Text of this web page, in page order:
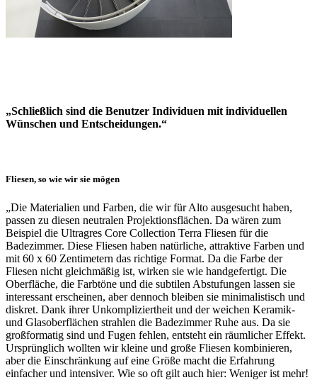
„Schließlich sind die Benutzer Individuen mit individuellen
Wünschen und Entscheidungen.“
Fliesen, so wie wir sie mögen
„Die Materialien und Farben, die wir für Alto ausgesucht haben,
passen zu diesen neutralen Projektionsflächen. Da wären zum
Beispiel die Ultragres Core Collection Terra Fliesen für die
Badezimmer. Diese Fliesen haben natürliche, attraktive Farben und
mit 60 x 60 Zentimetern das richtige Format. Da die Farbe der
Fliesen nicht gleichmäßig ist, wirken sie wie handgefertigt. Die
Oberfläche, die Farbtöne und die subtilen Abstufungen lassen sie
interessant erscheinen, aber dennoch bleiben sie minimalistisch und
diskret. Dank ihrer Unkompliziertheit und der weichen Keramik-
und Glasoberflächen strahlen die Badezimmer Ruhe aus. Da sie
großformatig sind und Fugen fehlen, entsteht ein räumlicher Effekt.
Ursprünglich wollten wir kleine und große Fliesen kombinieren,
aber die Einschränkung auf eine Größe macht die Erfahrung
einfacher und intensiver. Wie so oft gilt auch hier: Weniger ist mehr!